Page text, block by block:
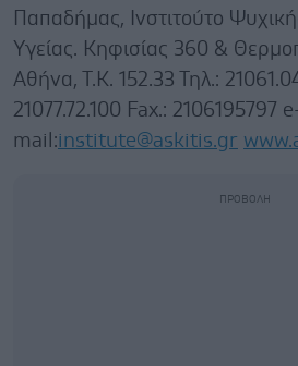
Παπαδήμας, Ινστιτούτο
Υγείας. Κηφισίας 360 &
Αθήνα, Τ.Κ. 152.33 Τηλ.:
21077.72.100 Fax.: 2106195797
mail:institute@askitis.gr